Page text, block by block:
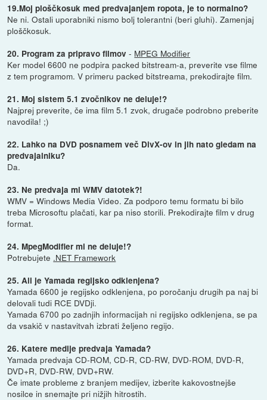
19.Moj ploščkosuk med predvajanjem ropota, je to normalno?
Ne ni. Ostali uporabniki nismo bolj tolerantni (beri gluhi). Zamenjaj
ploščkosuk.
20. Program za pripravo filmov - MPEG Modifier
Ker model 6600 ne podpira packed bitstream-a, preverite vse filme
z tem programom. V primeru packed bitstreama, prekodirajte film.
21. Moj sistem 5.1 zvočnikov ne deluje!?
Najprej preverite, če ima film 5.1 zvok, drugače podrobno preberite
navodila! ;)
22. Lahko na DVD posnamem več DivX-ov in jih nato gledam na
predvajalniku?
Da.
23. Ne predvaja mi WMV datotek?!
WMV = Windows Media Video. Za podporo temu formatu bi bilo
treba Microsoftu plačati, kar pa niso storili. Prekodirajte film v drug
format.
24. MpegModifier mi ne deluje!?
Potrebujete .NET Framework
25. Ali je Yamada regijsko odklenjena?
Yamada 6600 je regijsko odklenjena, po poročanju drugih pa naj bi
delovali tudi RCE DVDji.
Yamada 6700 po zadnjih informacijah ni regijsko odklenjena, se pa
da vsakič v nastavitvah izbrati željeno regijo.
26. Katere medije predvaja Yamada?
Yamada predvaja CD-ROM, CD-R, CD-RW, DVD-ROM, DVD-R,
DVD+R, DVD-RW, DVD+RW.
Če imate probleme z branjem medijev, izberite kakovostnejše
nosilce in snemajte pri nižjih hitrostih.